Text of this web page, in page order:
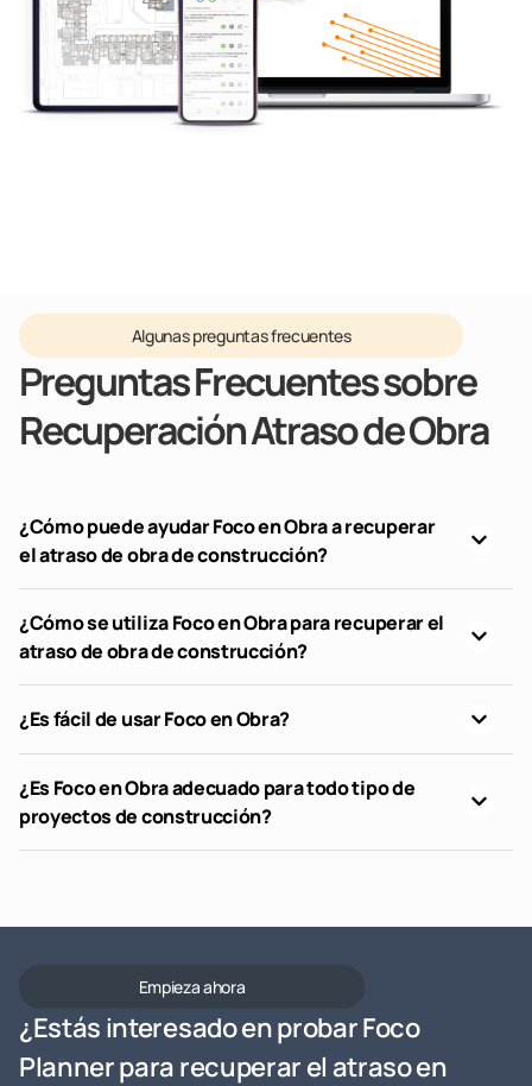
Algunas preguntas frecuentes
Preguntas Frecuentes sobre
Recuperación Atraso de Obra
¿Cómo puede ayudar Foco en Obra a recuperar
el atraso de obra de construcción?
¿Cómo se utiliza Foco en Obra para recuperar el
atraso de obra de construcción?
¿Es fácil de usar Foco en Obra?
¿Es Foco en Obra adecuado para todo tipo de
proyectos de construcción?
Empieza ahora
¿Estás interesado en probar Foco
Planner para recuperar el atraso en